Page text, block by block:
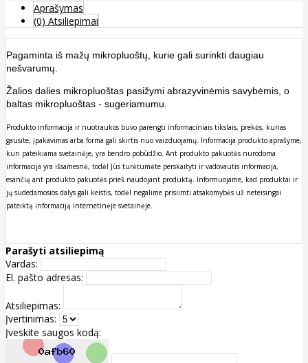
Aprašymas
(0) Atsiliepimai
Pagaminta iš mažų mikropluoštų, kurie gali surinkti daugiau
nešvarumų.
Žalios dalies mikropluoštas pasižymi abrazyvinėmis savybėmis, o
baltas mikropluoštas - sugeriamumu.
Produkto informacija ir nuotraukos buvo parengti informaciniais tikslais, prekės, kurias
gausite, įpakavimas arba forma gali skirtis nuo vaizduojamų. Informacija produkto aprašyme,
kuri pateikiama svetainėje, yra bendro pobūdžio. Ant produkto pakuotės nurodoma
informacija yra išsamesnė, todėl Jūs turėtumėte perskaityti ir vadovautis informacija,
esančią ant produkto pakuotės prieš naudojant produktą. Informuojame, kad produktai ir
jų sudedamosios dalys gali keistis, todėl negalime prisiimti atsakomybės už neteisingai
pateiktą informaciją internetinėje svetainėje.
Parašyti atsiliepimą
Vardas:
El. pašto adresas:
Atsiliepimas:
Įvertinimas:
Įveskite saugos kodą: